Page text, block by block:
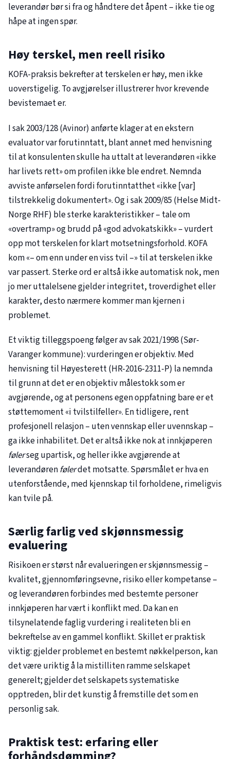
leverandør bør si fra og håndtere det åpent – ikke tie og
håpe at ingen spør.
Høy terskel, men reell risiko
KOFA-praksis bekrefter at terskelen er høy, men ikke
uoverstigelig. To avgjørelser illustrerer hvor krevende
bevistemaet er.
I sak2003/128(Avinor) anførte klager at en ekstern
evaluator var forutinntatt, blant annet med henvisning
til at konsulenten skulle ha uttalt at leverandøren «ikke
har livets rett» om profilen ikke ble endret. Nemnda
avviste anførselen fordi forutinntatthet «ikke [var]
tilstrekkelig dokumentert». Og i sak2009/85 (Helse Midt-
Norge RHF) ble sterke karakteristikker – tale om
«overtramp» og brudd på «god advokatskikk» – vurdert
opp mot terskelen for klart motsetningsforhold. KOFA
kom «– om enn under en viss tvil –» til at terskelen ikke
var passert. Sterke ord er altså ikke automatisk nok, men
jo mer uttalelsene gjelder integritet, troverdighet eller
karakter, desto nærmere kommer man kjernen i
problemet.
Et viktig tilleggspoeng følger av sak2021/1998(Sør-
Varanger kommune): vurderingen er objektiv. Med
henvisning til Høyesterett (HR-2016-2311-P) la nemnda
til grunn at det er en objektiv målestokk som er
avgjørende, og at personens egen oppfatning bare er et
støttemoment «i tvilstilfeller». En tidligere, rent
profesjonell relasjon – uten vennskap eller uvennskap –
ga ikke inhabilitet. Det er altså ikke nok at innkjøperen
følerseg upartisk, og heller ikke avgjørende at
leverandørenfølerdet motsatte. Spørsmålet er hva en
utenforstående, med kjennskap til forholdene, rimeligvis
kan tvile på.
Særlig farlig ved skjønnsmessig
evaluering
Risikoen er størst når evalueringen er skjønnsmessig –
kvalitet, gjennomføringsevne, risiko eller kompetanse –
og leverandøren forbindes med bestemte personer
innkjøperen har vært i konflikt med. Da kan en
tilsynelatende faglig vurdering i realiteten bli en
bekreftelse av en gammel konflikt. Skillet er praktisk
viktig: gjelder problemet en bestemt nøkkelperson, kan
det være uriktig å la mistilliten ramme selskapet
generelt; gjelder det selskapets systematiske
opptreden, blir det kunstig å fremstille det som en
personlig sak.
Praktisk test: erfaring eller